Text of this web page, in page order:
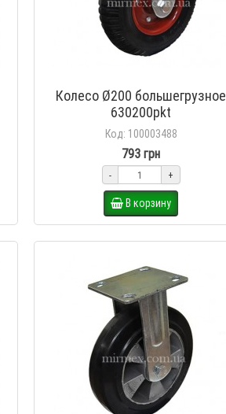
Колесо Ø200 большегрузное
630200pkt
Код: 100003488
793 грн
- +
В корзину